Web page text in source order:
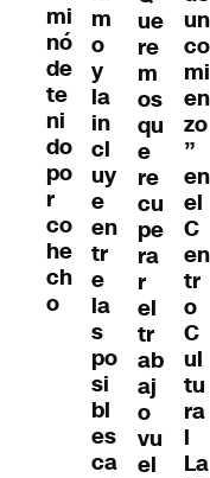
mi
nó
de
te
ni
do
po
r
co
he
ch
o
m
o
y
la
in
cl
uy
e
en
tr
e
la
s
po
si
bl
es
ca
ue
re
m
os
qu
e
re
cu
pe
ra
r
el
tr
ab
aj
o
vu
el
un
co
mi
en
zo
”
en
el
C
en
tr
o
C
ul
tu
ra
l
La